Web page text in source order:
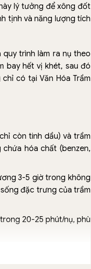
lý tưởng để xông đốt
tịnh và năng lượng tích
trình làm ra nụ theo
bay hết vị khét, sau đó
có tại Văn Hóa Trầm
còn tinh dầu) và trầm
hóa chất (benzen,
3-5 giờ trong không
đặc trưng của trầm
20-25 phút/nụ, phù
thành phẩm để đạt độ